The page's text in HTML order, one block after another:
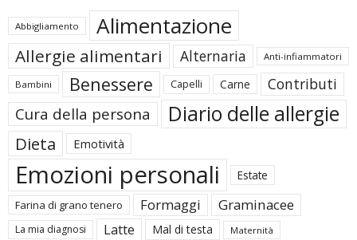
Abbigliamento Alimentazione
Allergie alimentari Alternaria Anti-infiammatori
Bambini Benessere Capelli Carne Contributi
Cura della persona Diario delle allergie
Dieta Emotività
Emozioni personali Estate
Farina di grano tenero Formaggi Graminacee
La mia diagnosi Latte Mal di testa Maternità